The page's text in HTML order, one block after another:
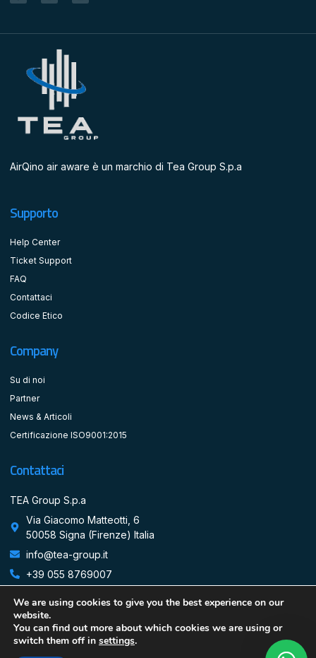
AirQino air aware è un marchio di Tea Group S.p.a
Supporto
Help Center
Ticket Support
FAQ
Contattaci
Codice Etico
Company
Su di noi
Partner
News & Articoli
Certificazione ISO9001:2015
Contattaci
TEA Group S.p.a
Via Giacomo Matteotti, 6
50058 Signa (Firenze) Italia
info@tea-group.it
+39 055 8769007
Copyright © 2024 Tea Group S.p.a | Partita IVA: 07944280721 All rights
reserved. Powered by StudioJanus.
We are using cookies to give you the best experience on our
website.
You can find out more about which cookies we are using or
switch them off in settings.